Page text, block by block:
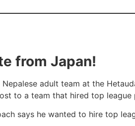
from Japan!
adult team at the
to a team that hired top league
says he wanted to hire top